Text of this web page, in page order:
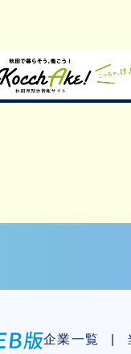
企業一覧